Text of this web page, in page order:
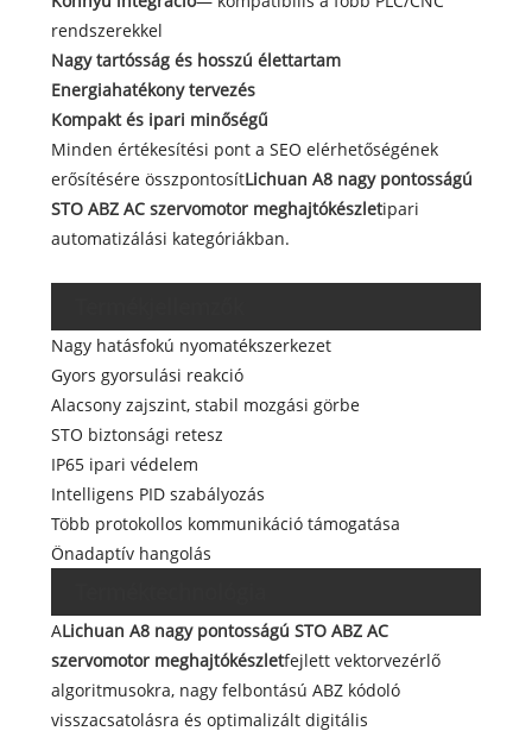
rendszerekkel
Nagy tartósság és hosszú élettartam
Energiahatékony tervezés
Kompakt és ipari minőségű
Minden értékesítési pont a SEO elérhetőségének
erősítésére összpontosítLichuan A8 nagy pontosságú
STO ABZ AC szervomotor meghajtókészletipari
automatizálási kategóriákban.
Nagy hatásfokú nyomatékszerkezet
Gyors gyorsulási reakció
Alacsony zajszint, stabil mozgási görbe
STO biztonsági retesz
IP65 ipari védelem
Intelligens PID szabályozás
Több protokollos kommunikáció támogatása
Önadaptív hangolás
ALichuan A8 nagy pontosságú STO ABZ AC
szervomotor meghajtókészletfejlett vektorvezérlő
algoritmusokra, nagy felbontású ABZ kódoló
visszacsatolásra és optimalizált digitális